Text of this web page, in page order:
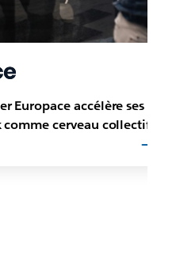
Europace accélère ses
comme cerveau collectif